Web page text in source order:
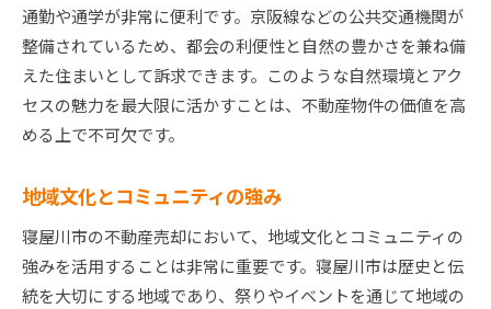
通勤や通学が非常に便利です。京阪線などの公共交通機関が
整備されているため、都会の利便性と自然の豊かさを兼ね備
えた住まいとして訴求できます。このような自然環境とアク
セスの魅力を最大限に活かすことは、不動産物件の価値を高
める上で不可欠です。
地域文化とコミュニティの強み
寝屋川市の不動産売却において、地域文化とコミュニティの
強みを活用することは非常に重要です。寝屋川市は歴史と伝
統を大切にする地域であり、祭りやイベントを通じて地域の